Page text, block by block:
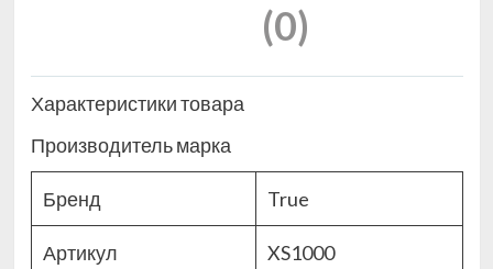
(0)
Характеристики товара
Производитель марка
Бренд True
Артикул XS1000